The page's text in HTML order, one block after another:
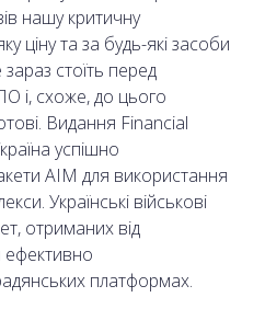
нашу критичну
ціну та за будь-які засоби
стоїть перед
і, схоже, до цього
Видання Financial
успішно
AIM для використання
Українські військові
отриманих від
платформах.